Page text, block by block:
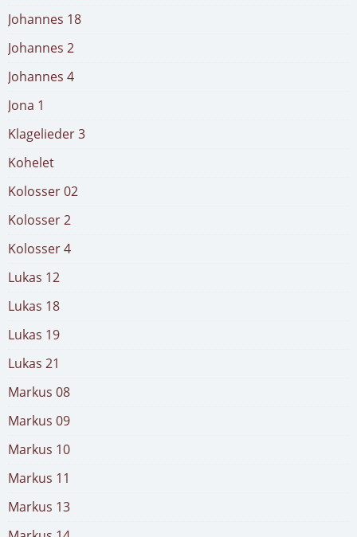
Johannes 18
Johannes 2
Johannes 4
Jona 1
Klagelieder 3
Kohelet
Kolosser 02
Kolosser 2
Kolosser 4
Lukas 12
Lukas 18
Lukas 19
Lukas 21
Markus 08
Markus 09
Markus 10
Markus 11
Markus 13